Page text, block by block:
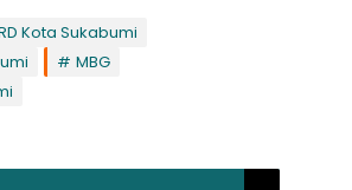
Kota Sukabumi
MBG